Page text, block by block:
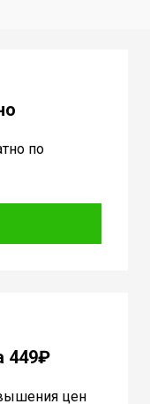
по
449₽
цен